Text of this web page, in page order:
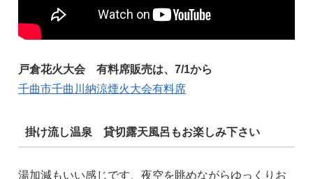
戸倉花火大会 有料席販売は、7/1から
千曲市千曲川納涼煙火大会有料席
掛け流し温泉 貸切露天風呂もお楽しみ下さい
湯加減もいい感じです、夜空を眺めながらゆっくりお